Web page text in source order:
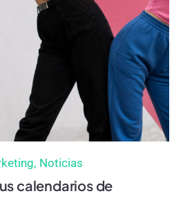
Noticias
calendarios de